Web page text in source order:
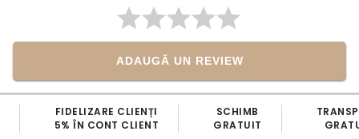
ADAUGĂ UN REVIEW
FIDELIZARE CLIENȚI
5% ÎN CONT CLIENT
SCHIMB
GRATUIT